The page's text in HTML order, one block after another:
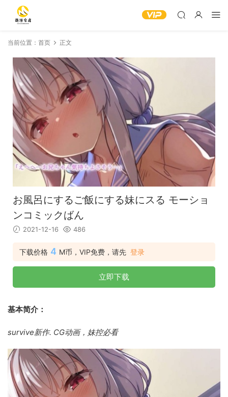
当前位置： 首页 正文
お風呂にするご飯にする妹にスる モーショ
ンコミックばん
2021-12-16 486
下载价格 4 M币，VIP免费，请先 登录
立即下载
基本简介：
survive新作. CG动画，妹控必看